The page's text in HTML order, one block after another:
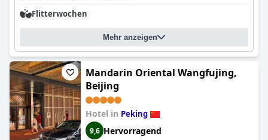
Flitterwochen
Mehr anzeigen
Mandarin Oriental Wangfujing,
Beijing
Hotel in Peking
9,6 Hervorragend